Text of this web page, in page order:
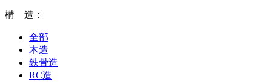
構 造：
全部
木造
鉄骨造
RC造